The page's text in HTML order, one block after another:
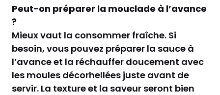
Peut-on préparer la mouclade à l’avance
?
Mieux vaut la consommer fraîche. Si
besoin, vous pouvez préparer la sauce à
l’avance et la réchauffer doucement avec
les moules décorhellées juste avant de
servir. La texture et la saveur seront bien